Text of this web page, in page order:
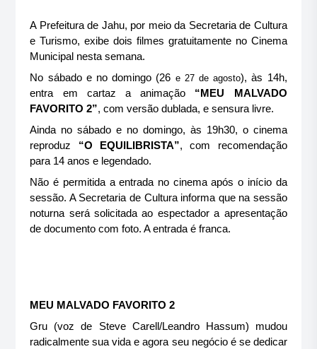
A Prefeitura de Jahu, por meio da Secretaria de Cultura
e Turismo, exibe dois filmes gratuitamente no Cinema
Municipal nesta semana.
No sábado e no domingo (26 e 27 de agosto), às 14h,
entra em cartaz a animação “MEU MALVADO
FAVORITO 2”, com versão dublada, e sensura livre.
Ainda no sábado e no domingo, às 19h30, o cinema
reproduz “O EQUILIBRISTA”, com recomendação
para 14 anos e legendado.
Não é permitida a entrada no cinema após o início da
sessão. A Secretaria de Cultura informa que na sessão
noturna será solicitada ao espectador a apresentação
de documento com foto. A entrada é franca.
MEU MALVADO FAVORITO 2
Gru (voz de Steve Carell/Leandro Hassum) mudou
radicalmente sua vida e agora seu negócio é se dedicar